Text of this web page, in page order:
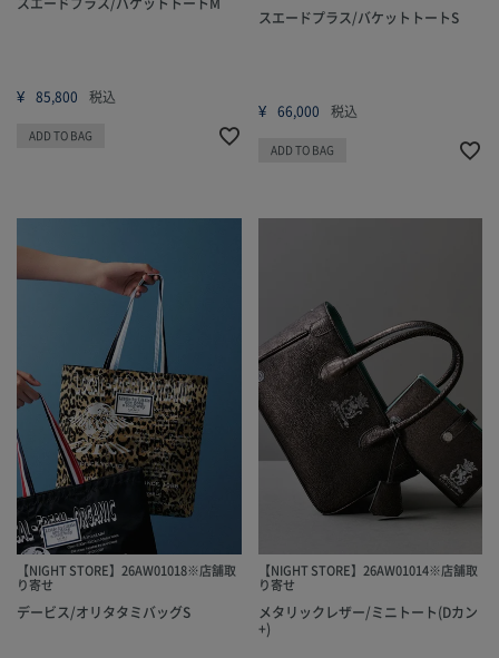
¥ 85,800 税込
ADD TO BAG
スエードプラス/バケットトートS
¥ 66,000 税込
ADD TO BAG
【NIGHT STORE】26AW01018※店舗取
り寄せ
デービス/オリタタミバッグS
【NIGHT STORE】26AW01014※店舗取
り寄せ
メタリックレザー/ミニトート(Dカン
+)